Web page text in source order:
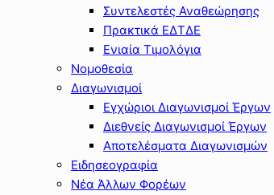
Συντελεστές Αναθεώρησης
Πρακτικά ΕΔΤΔΕ
Ενιαία Τιμολόγια
Νομοθεσία
Διαγωνισμοί
Εγχώριοι Διαγωνισμοί Έργων
Διεθνείς Διαγωνισμοί Έργων
Αποτελέσματα Διαγωνισμών
Ειδησεογραφία
Νέα Άλλων Φορέων